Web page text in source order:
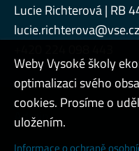
Lucie Richterová | RB
lucie.richterova@vse.cz
Admin
Cookies a ochrana
Weby Vysoké školy
optimalizaci svého
cookies. Prosíme o
uložením.
Informace o ochraně